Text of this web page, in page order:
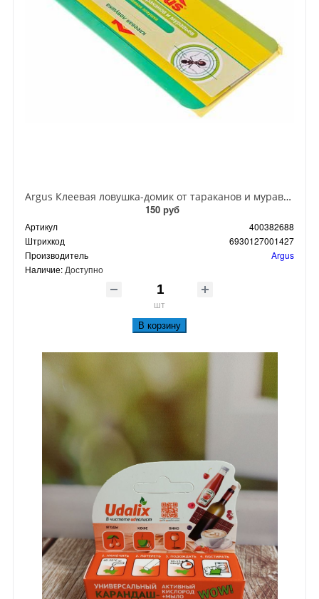
Argus Клеевая ловушка-домик от тараканов и муравьев
150 руб
Артикул
400382688
Штрихкод
6930127001427
Производитель
Argus
Наличие: Доступно
шт
В корзину